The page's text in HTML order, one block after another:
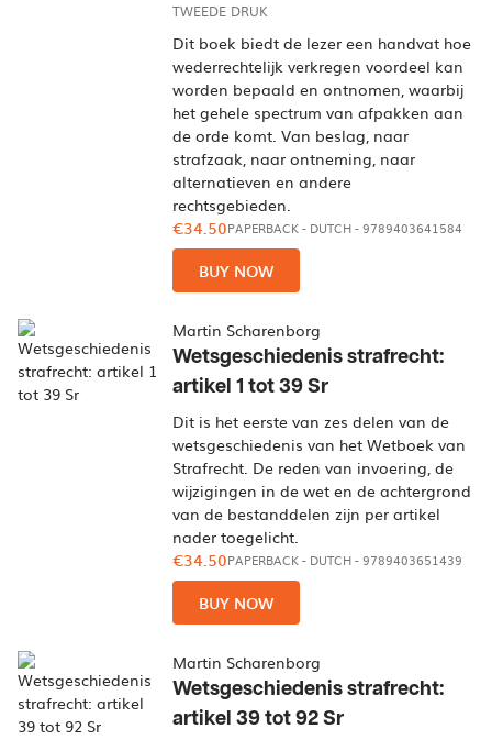
TWEEDE DRUK
Dit boek biedt de lezer een handvat hoe
wederrechtelijk verkregen voordeel kan
worden bepaald en ontnomen, waarbij
het gehele spectrum van afpakken aan
de orde komt. Van beslag, naar
strafzaak, naar ontneming, naar
alternatieven en andere
rechtsgebieden.
€34.50PAPERBACK- DUTCH- 9789403641584
BUY NOW
Martin Scharenborg
Wetsgeschiedenis strafrecht:
artikel 1 tot 39 Sr
Dit is het eerste van zes delen van de
wetsgeschiedenis van het Wetboek van
Strafrecht. De reden van invoering, de
wijzigingen in de wet en de achtergrond
van de bestanddelen zijn per artikel
nader toegelicht.
€34.50PAPERBACK- DUTCH- 9789403651439
BUY NOW
Martin Scharenborg
Wetsgeschiedenis strafrecht:
artikel 39 tot 92 Sr